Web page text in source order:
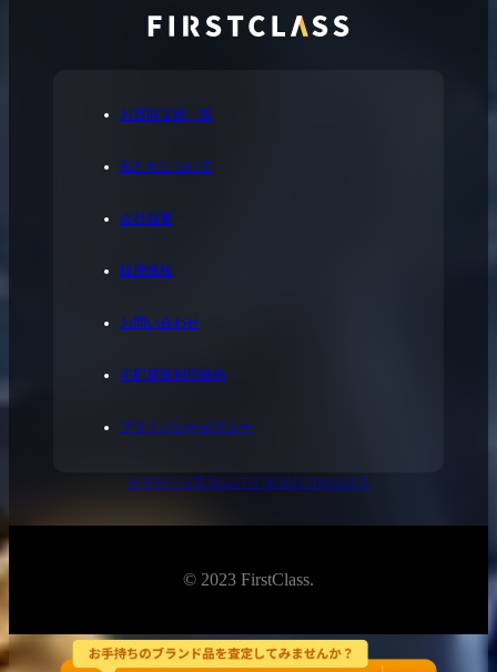
お買取実績一覧
私たちについて
会社概要
採用情報
お問い合わせ
宅配買取利用規約
プライバシーポリシー
東京都公安委員会許可 第304371805541号
© 2023 FirstClass.